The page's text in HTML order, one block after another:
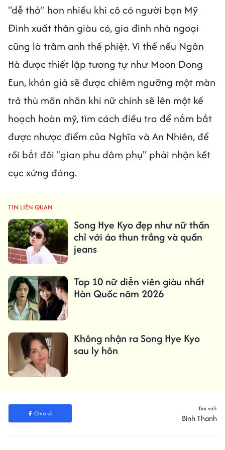
"dễ thở" hơn nhiều khi cô có người bạn Mỹ
Đình xuất thân giàu có, gia đình nhà ngoại
cũng là trâm anh thế phiệt. Vì thế nếu Ngân
Hà được thiết lập tương tự như Moon Dong
Eun, khán giả sẽ được chiêm ngưỡng một màn
trả thù mãn nhãn khi nữ chính sẽ lên một kế
hoạch hoàn mỹ, tìm cách điều tra để nắm bắt
được nhược điểm của Nghĩa và An Nhiên, để
rồi bắt đôi "gian phu dâm phụ" phải nhận kết
cục xứng đáng.
TIN LIÊN QUAN
Song Hye Kyo đẹp như nữ thần
chỉ với áo thun trắng và quần
jeans
Top 10 nữ diễn viên giàu nhất
Hàn Quốc năm 2026
Không nhận ra Song Hye Kyo
sau ly hôn
Chia sẻ
Bài viết
Bình Thanh